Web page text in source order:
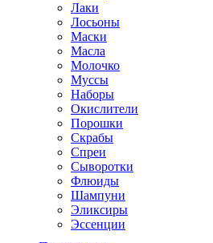
Лаки
Лосьоны
Маски
Масла
Молочко
Муссы
Наборы
Окислители
Порошки
Скрабы
Спреи
Сыворотки
Флюиды
Шампуни
Эликсиры
Эссенции